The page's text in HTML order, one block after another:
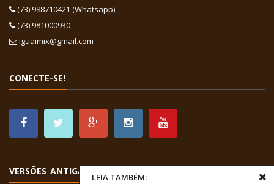
LEIA TAMBÉM:
(73) 988710421 (Whatsapp)
(73) 981000930
iguaimix@gmail.com
CONECTE-SE!
VERSÕES ANTIGAS